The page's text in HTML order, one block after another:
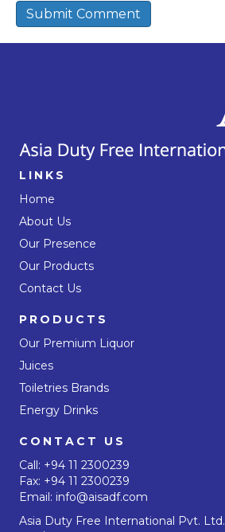
LINKS
Home
About Us
Our Presence
Our Products
Contact Us
PRODUCTS
Our Premium Liquor
Juices
Toiletries Brands
Energy Drinks
CONTACT US
Call: +94 11 2300239
Fax: +94 11 2300239
Email: info@aisadf.com
Asia Duty Free International Pvt. Ltd.